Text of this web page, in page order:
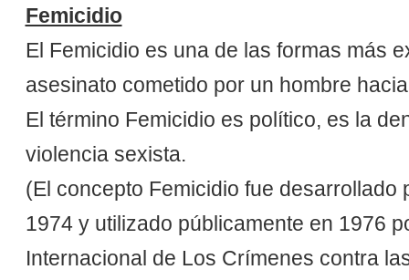
Femicidio
El Femicidio es una de las formas más
asesinato cometido por un hombre
El término Femicidio es político, es la
violencia sexista.
(El concepto Femicidio fue
1974 y utilizado públicamente en 1976
Internacional de Los Crímenes contra